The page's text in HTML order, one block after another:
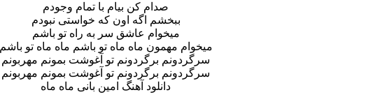
صدام کن بیام با تمام وجودم
ببخشم اگه اون که خواستی نبودم
میخوام عاشق سر به راه تو باشم
میخوام مهمون ماه ماه تو باشم ماه ماه تو باشم
سرگردونم برگردونم تو آغوشت بمونم مهربونم
سرگردونم برگردونم تو آغوشت بمونم مهربونم
دانلود آهنگ امین بانی ماه ماه